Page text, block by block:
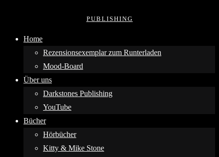
PUBLISHING
Home
Rezensionsexemplar zum Runterladen
Mood-Board
Über uns
Darkstones Publishing
YouTube
Bücher
Hörbücher
Kitty & Mike Stone